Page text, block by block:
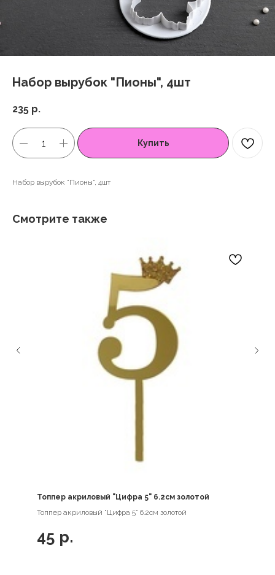
Набор вырубок "Пионы", 4шт
235 р.
Купить
Набор вырубок "Пионы", 4шт
Смотрите также
Топпер акриловый "Цифра 5" 6.2см золотой
Топпер акриловый "Цифра 5" 6.2см золотой
45 р.